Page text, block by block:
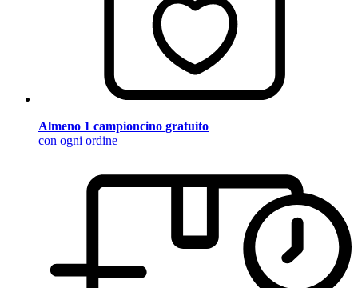
Almeno 1 campioncino gratuito
con ogni ordine